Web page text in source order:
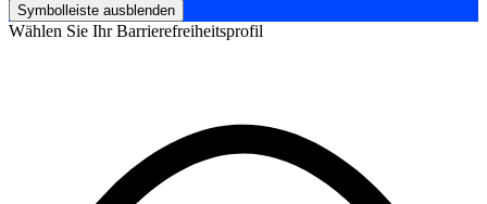
Symbolleiste ausblenden
Wählen Sie Ihr Barrierefreiheitsprofil